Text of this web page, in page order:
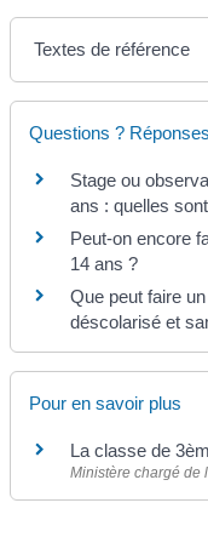
Textes de référence
Questions ?
Stage ou
ans : quelles
Peut-on encore
14 ans ?
Que peut faire
déscolarisé et
Pour en savoir plus
La classe de
Ministère chargé de